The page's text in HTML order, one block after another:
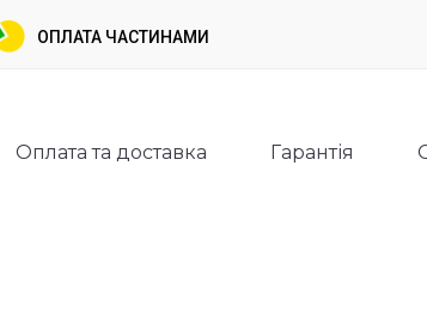
Оплата та доставка Гарантія
ОПЛАТА ЧАСТИНАМИ